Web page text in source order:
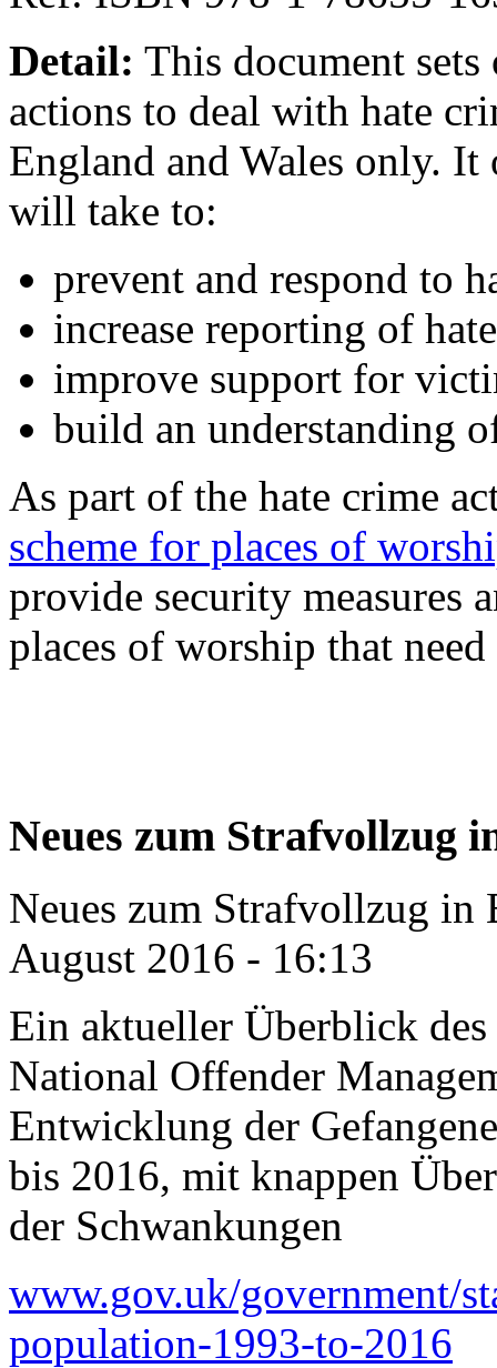
Detail: This document
actions to deal with hate
England and Wales only.
will take to:
prevent and respond to
increase reporting of
improve support for
build an understanding
As part of the hate crime
scheme for places of
provide security measures
places of worship that
Neues zum Strafvollzug
Neues zum Strafvollzug in
August 2016 - 16:13
Ein aktueller Überblick
National Offender
Entwicklung der
bis 2016, mit knappen
der Schwankungen
www.gov.uk/government/
population-1993-to-2016